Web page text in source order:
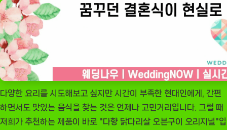
품]
다
리
살
오
븐
다양한 요리를 시도해보고 싶지만 시간이 부족한 현대인에게, 간편
하면서도 맛있는 음식을 찾는 것은 언제나 고민거리입니다. 그럴 때
저희가 추천하는 제품이 바로 "다향 닭다리살 오븐구이 오리지널"입